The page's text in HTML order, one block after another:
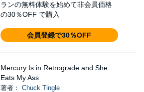
ランの無料体験を始めて非会員価格
の30％OFF で購入
会員登録で30％OFF
Mercury Is in Retrograde and She
Eats My Ass
著者： Chuck Tingle